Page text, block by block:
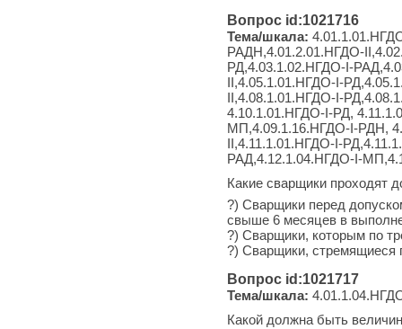
Вопрос id:1021716
Тема/шкала:
РАДН,4.01.2.01.НГДО-
РД,4.03.1.02.НГДО-I-
II,4.05.1.01.НГДО-I-
II,4.08.1.01.НГДО-I-
4.10.1.01.НГДО-I-РД,
МП,4.09.1.16.НГДО-I-РДН,
II,4.11.1.01.НГДО-I-
РАД,4.12.1.04.НГДО-I-
Какие сварщики проходят
?) Сварщики перед
свыше 6 месяцев в
?) Сварщики, которым по
?) Сварщики, стремящиеся
Вопрос id:1021717
Тема/шкала:
Какой должна быть